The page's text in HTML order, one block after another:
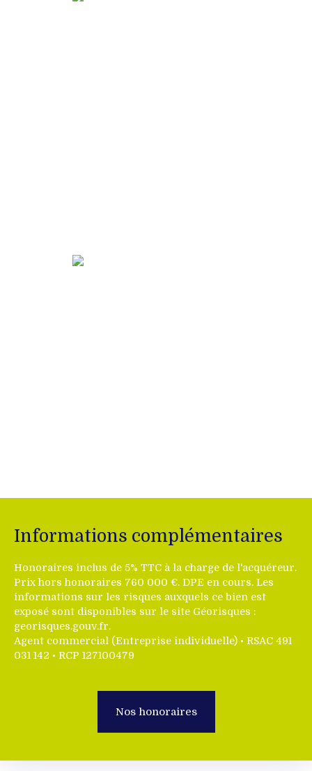
Informations complémentaires
Honoraires inclus de 5% TTC à la charge de l'acquéreur.
Prix hors honoraires 760 000 €. DPE en cours. Les
informations sur les risques auxquels ce bien est
exposé sont disponibles sur le site Géorisques :
georisques.gouv.fr.
Agent commercial (Entreprise individuelle) • RSAC 491
031 142 • RCP 127100479
Nos honoraires